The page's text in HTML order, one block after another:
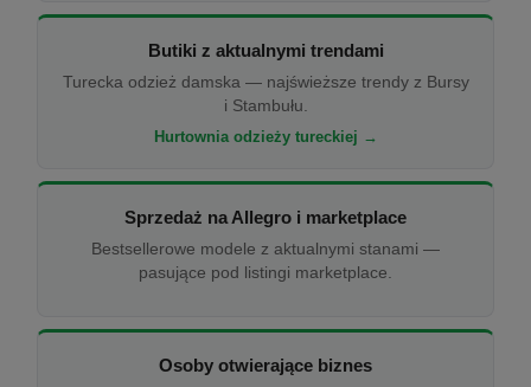
Butiki z aktualnymi trendami
Turecka odzież damska — najświeższe trendy z Bursy
i Stambułu.
Hurtownia odzieży tureckiej →
Sprzedaż na Allegro i marketplace
Bestsellerowe modele z aktualnymi stanami —
pasujące pod listingi marketplace.
Osoby otwierające biznes